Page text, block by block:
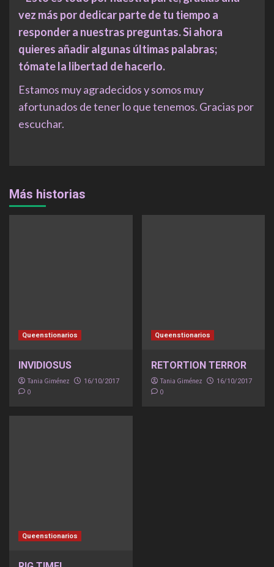
vez más por dedicar parte de tu tiempo a
responder a nuestras preguntas. Si ahora
quieres añadir algunas últimas palabras;
tómate la libertad de hacerlo.
Estamos muy agradecidos y somos muy
afortunados de tener lo que tenemos. Gracias por
escuchar.
Más historias
Queenstionarios
INVIDIOSUS
Tania Giménez 16/10/2017
0
Queenstionarios
RETORTION TERROR
Tania Giménez 16/10/2017
0
Queenstionarios